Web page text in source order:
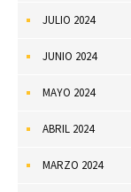
JULIO 2024
JUNIO 2024
MAYO 2024
ABRIL 2024
MARZO 2024